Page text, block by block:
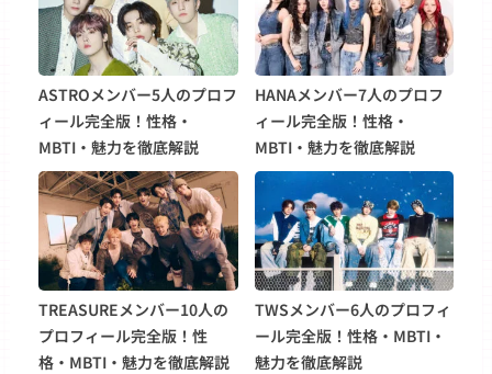
ASTROメンバー5人のプロフ
ィール完全版！性格・
MBTI・魅力を徹底解説
HANAメンバー7人のプロフ
ィール完全版！性格・
MBTI・魅力を徹底解説
TREASUREメンバー10人の
プロフィール完全版！性
格・MBTI・魅力を徹底解説
TWSメンバー6人のプロフィ
ール完全版！性格・MBTI・
魅力を徹底解説